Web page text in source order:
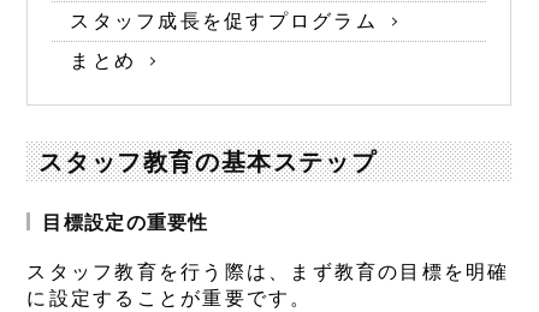
スタッフ成長を促すプログラム
まとめ
スタッフ教育の基本ステップ
目標設定の重要性
スタッフ教育を行う際は、まず教育の目標を明確
に設定することが重要です。